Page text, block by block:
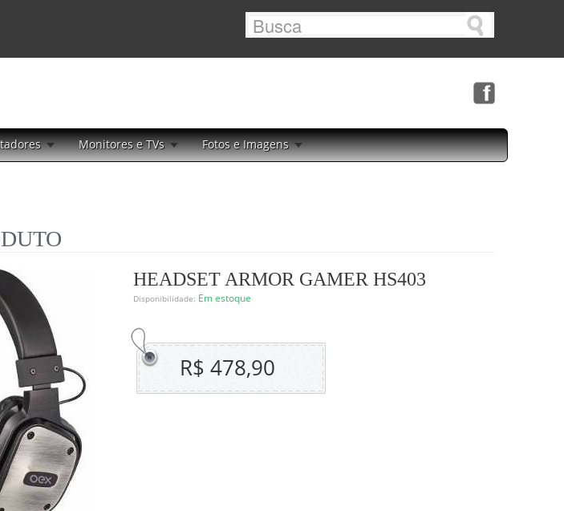
Monitores e TVs Fotos e Imagens
HEADSET ARMOR GAMER HS403
Disponibilidade: Em estoque
R$ 478,90